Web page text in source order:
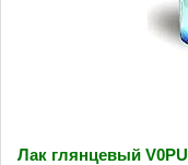
Лак глянцевый